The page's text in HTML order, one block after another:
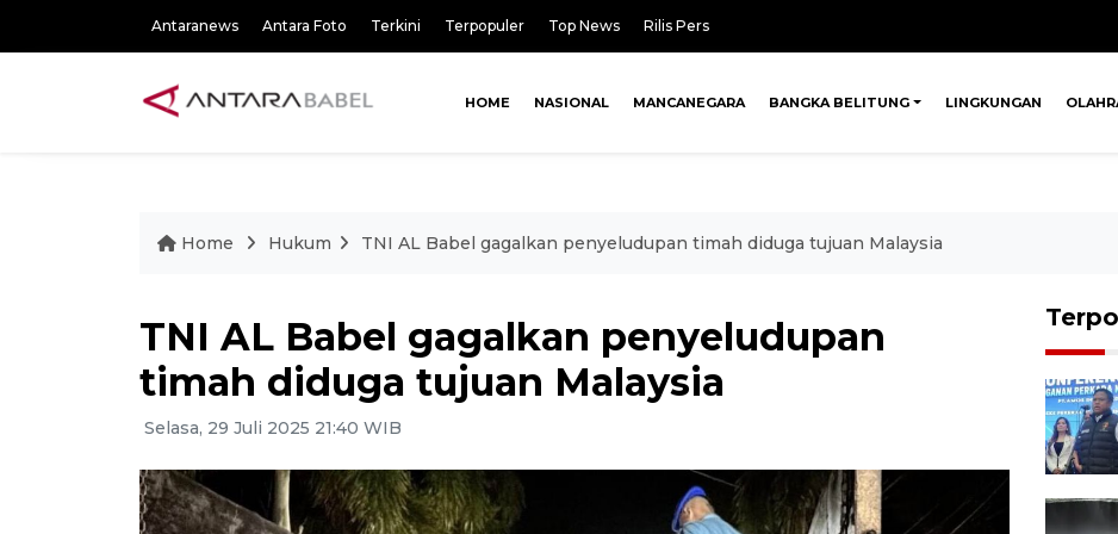
Antaranews Antara Foto Terkini Terpopuler Top News Rilis Pers
HOME NASIONAL MANCANEGARA BANGKA BELITUNG LINGKUNGAN
Home Hukum TNI AL Babel gagalkan penyeludupan timah diduga tujuan Malaysia
TNI AL Babel gagalkan penyeludupan
timah diduga tujuan Malaysia
Selasa, 29 Juli 2025 21:40 WIB